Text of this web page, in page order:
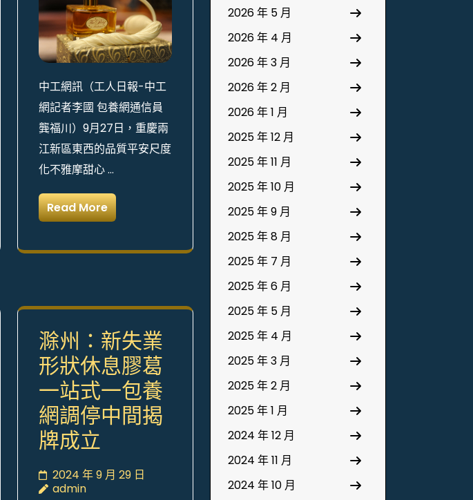
中工網訊（工人日報-中工
網記者李國 包養網通信員
龔福川）9月27日，重慶兩
江新區東西的品質平安尺度
化不雅摩甜心 …
Read More
滁州：新失業
形狀休息膠葛
一站式一包養
網調停中間揭
牌成立
2024 年 9 月 29 日
admin
2026 年 5 月
2026 年 4 月
2026 年 3 月
2026 年 2 月
2026 年 1 月
2025 年 12 月
2025 年 11 月
2025 年 10 月
2025 年 9 月
2025 年 8 月
2025 年 7 月
2025 年 6 月
2025 年 5 月
2025 年 4 月
2025 年 3 月
2025 年 2 月
2025 年 1 月
2024 年 12 月
2024 年 11 月
2024 年 10 月